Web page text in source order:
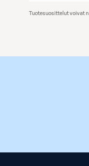
Tuotesuosittelut voivat